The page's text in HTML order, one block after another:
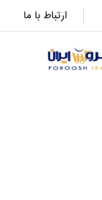
ارتباط با ما